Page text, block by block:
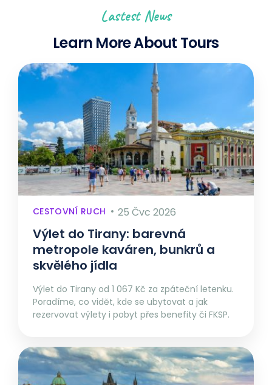
Lastest News
Learn More About Tours
CESTOVNÍ RUCH 25 Čvc 2026
Výlet do Tirany: barevná
metropole kaváren, bunkrů a
skvělého jídla
Výlet do Tirany od 1 067 Kč za zpáteční letenku.
Poradíme, co vidět, kde se ubytovat a jak
rezervovat výlety i pobyt přes benefity či FKSP.